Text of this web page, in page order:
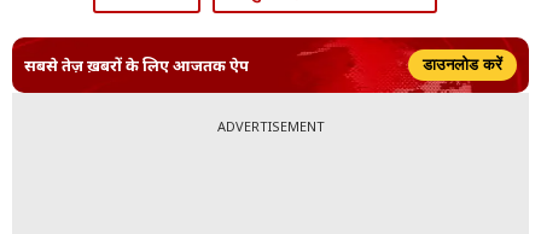
सबसे तेज़ ख़बरों के लिए आजतक ऐप डाउनलोड करें
ADVERTISEMENT